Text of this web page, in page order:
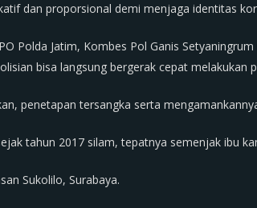
dan proporsional demi menjaga identitas
Polda Jatim, Kombes Pol Ganis
bisa langsung bergerak cepat melakukan
penetapan tersangka serta
tahun 2017 silam, tepatnya semenjak ibu
Sukolilo, Surabaya.